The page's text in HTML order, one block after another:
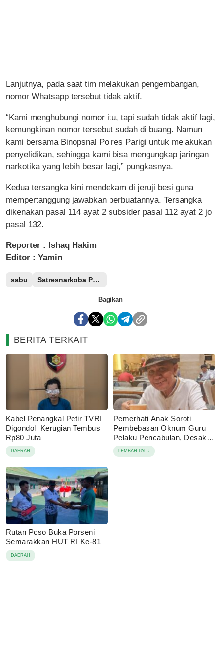
Lanjutnya, pada saat tim melakukan pengembangan,
nomor Whatsapp tersebut tidak aktif.
“Kami menghubungi nomor itu, tapi sudah tidak aktif lagi,
kemungkinan nomor tersebut sudah di buang. Namun
kami bersama Binopsnal Polres Parigi untuk melakukan
penyelidikan, sehingga kami bisa mengungkap jaringan
narkotika yang lebih besar lagi,” pungkasnya.
Kedua tersangka kini mendekam di jeruji besi guna
mempertanggung jawabkan perbuatannya. Tersangka
dikenakan pasal 114 ayat 2 subsider pasal 112 ayat 2 jo
pasal 132.
Reporter : Ishaq Hakim
Editor : Yamin
sabu Satresnarkoba Polres Poso
Bagikan
BERITA TERKAIT
Kabel Penangkal Petir TVRI
Digondol, Kerugian Tembus
Rp80 Juta
DAERAH
Pemerhati Anak Soroti
Pembebasan Oknum Guru
Pelaku Pencabulan, Desak
Proses Hukum Dilanjutkan
LEMBAH PALU
Rutan Poso Buka Porseni
Semarakkan HUT RI Ke-81
DAERAH